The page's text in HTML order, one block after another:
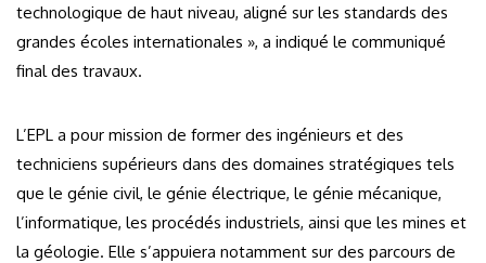
technologique de haut niveau, aligné sur les standards des
grandes écoles internationales », a indiqué le communiqué
final des travaux.
L’EPL a pour mission de former des ingénieurs et des
techniciens supérieurs dans des domaines stratégiques tels
que le génie civil, le génie électrique, le génie mécanique,
l’informatique, les procédés industriels, ainsi que les mines et
la géologie. Elle s’appuiera notamment sur des parcours de